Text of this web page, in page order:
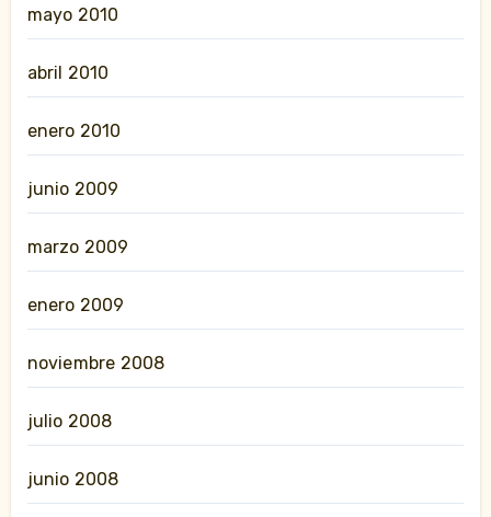
mayo 2010
abril 2010
enero 2010
junio 2009
marzo 2009
enero 2009
noviembre 2008
julio 2008
junio 2008